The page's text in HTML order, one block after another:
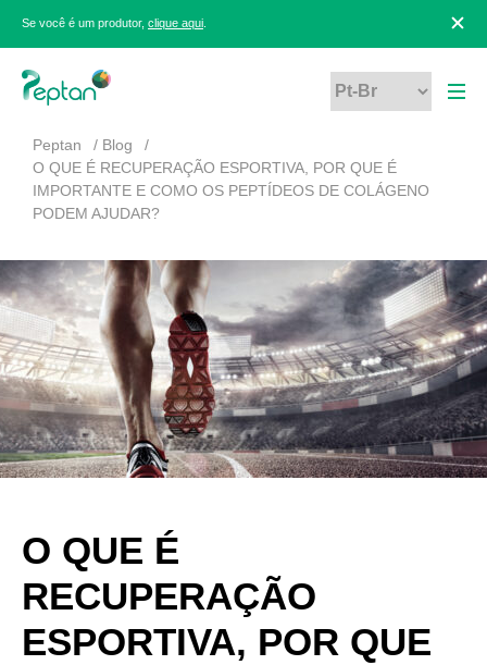
Se você é um produtor, clique aqui
Peptan
Blog
O QUE É RECUPERAÇÃO ESPORTIVA, POR QUE É
IMPORTANTE E COMO OS PEPTÍDEOS DE COLÁGENO
PODEM AJUDAR?
O QUE É
RECUPERAÇÃO
ESPORTIVA, POR QUE